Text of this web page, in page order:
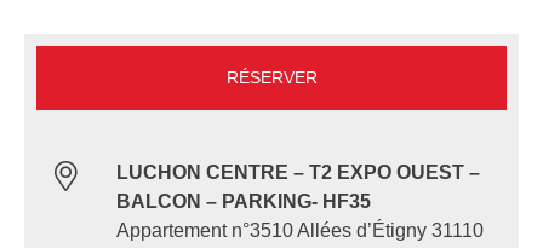
RÉSERVER
LUCHON CENTRE – T2 EXPO OUEST –
BALCON – PARKING- HF35
Appartement n°3510 Allées d’Étigny 31110